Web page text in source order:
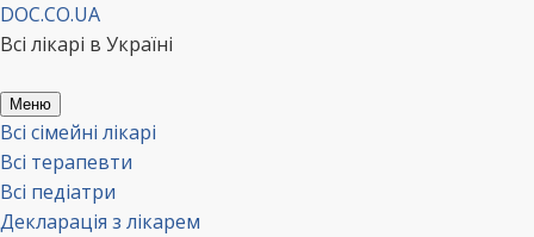
Перейти
до
DOC.CO.UA
Всі лікарі в Україні
Меню
Всі сімейні лікарі
Всі терапевти
Всі педіатри
Декларація з лікарем